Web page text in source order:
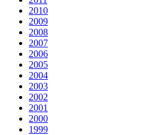
2010
2009
2008
2007
2006
2005
2004
2003
2002
2001
2000
1999